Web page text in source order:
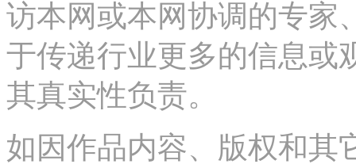
访本网或本网协调的专家
于传递行业更多的信息或
其真实性负责。
如因作品内容、版权和其